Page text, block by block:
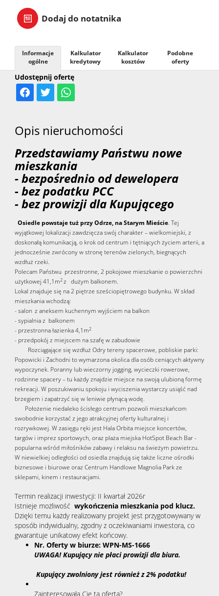
Dodaj do notatnika
Udostępnij ofertę
Informacje
ogólne
Kalkulator
kredytowy
Kalkulator
kosztów
Podobne
oferty
Opis nieruchomości
Przedstawiamy Państwu nowe
mieszkania
- bezpośrednio od dewelopera
- bez podatku PCC
- bez prowizji dla Kupującego
Osiedle powstaje tuż przy Odrze, na Starym Mieście. Tej
wyjątkowej lokalizacji zawdzięcza swój charakter – wielkomiejski, z
doskonałą komunikacją, o krok od centrum i tętniących życiem arterii, a
jednocześnie zwrócony w stronę terenów zielonych, biegnących
wzdłuż rzeki.
Polecam Państwu przestronne, 2 pokojowe mieszkanie o powierzchni
użytkowej 41,1m2z dużym balkonem.
Lokal znajduje się na 2 piętrze sześciopiętrowego budynku. W skład
mieszkania wchodzą:
- salon z aneksem kuchennym wyjściem na balkon
- sypialnia z balkonem
- przestronna łazienka 4,1m2
- przedpokój z miejscem na szafę w zabudowie
Rozciągające się wzdłuż Odry tereny spacerowe, pobliskie parki:
Popowicki i Zachodni to wymarzona okolica dla osób ceniących aktywny
wypoczynek. Poranny lub wieczorny jogging, wycieczki rowerowe,
rodzinne spacery – tu każdy znajdzie miejsce na swoją ulubioną formę
rekreacji. W poszukiwaniu spokoju i wyciszenia wystarczy usiąść nad
brzegiem i zapatrzyć się w leniwie płynącą wodę.
Położenie niedaleko ścisłego centrum pozwoli mieszkańcom
swobodnie korzystać z jego atrakcyjnej oferty kulturalnej i
rozrywkowej. W zasięgu ręki jest Hala Orbita miejsce koncertów,
targów i imprez sportowych, oraz plaża miejska HotSpot Beach Bar -
popularna wśród miłośników zabawy i relaksu na świeżym powietrzu.
W niewielkiej odległości od osiedla znajdują się także liczne ośrodki
biznesowe i biurowe oraz Centrum Handlowe Magnolia Park ze
sklepami, kinem i restauracjami.
Termin realizacji inwestycji: II kwartał 2026r
Istnieje możliwość wykończenia mieszkania pod klucz.
Dzięki temu każdy realizowany projekt jest przygotowywany w
sposób indywidualny, zgodny z oczekiwaniami inwestora, co
gwarantuje unikatowy efekt końcowy.
Nr. Oferty w biurze: WPN-MS-1666
UWAGA! Kupujący nie płaci prowizji dla biura.
Kupujący zwolniony jest również z 2% podatku!
Zainteresowała Cię ta oferta?